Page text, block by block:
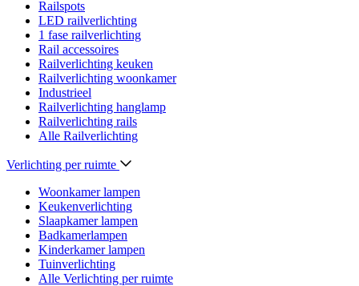
Railspots
LED railverlichting
1 fase railverlichting
Rail accessoires
Railverlichting keuken
Railverlichting woonkamer
Industrieel
Railverlichting hanglamp
Railverlichting rails
Alle Railverlichting
Verlichting per ruimte
Woonkamer lampen
Keukenverlichting
Slaapkamer lampen
Badkamerlampen
Kinderkamer lampen
Tuinverlichting
Alle Verlichting per ruimte